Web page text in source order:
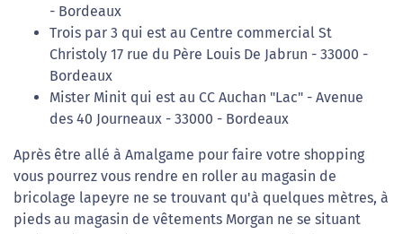
- Bordeaux
Trois par 3 qui est au Centre commercial St
Christoly 17 rue du Père Louis De Jabrun - 33000 -
Bordeaux
Mister Minit qui est au CC Auchan "Lac" - Avenue
des 40 Journeaux - 33000 - Bordeaux
Après être allé à Amalgame pour faire votre shopping
vous pourrez vous rendre en roller au magasin de
bricolage lapeyre ne se trouvant qu'à quelques mètres, à
pieds au magasin de vêtements Morgan ne se situant